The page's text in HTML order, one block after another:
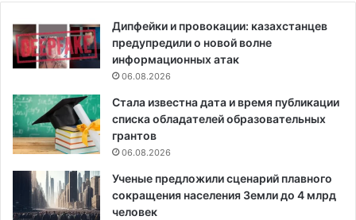
Дипфейки и провокации: казахстанцев
предупредили о новой волне
информационных атак
06.08.2026
Стала известна дата и время публикации
списка обладателей образовательных
грантов
06.08.2026
Ученые предложили сценарий плавного
сокращения населения Земли до 4 млрд
человек